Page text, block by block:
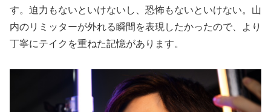
す。迫力もないといけないし、恐怖もないといけない。山
内のリミッターが外れる瞬間を表現したかったので、より
丁寧にテイクを重ねた記憶があります。